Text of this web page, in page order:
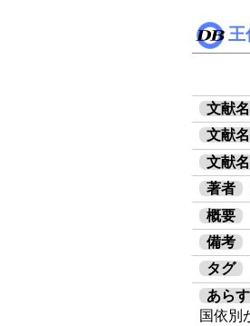
王
文献
文献
文献
著者
概要
備考
タグ
あら
国依別